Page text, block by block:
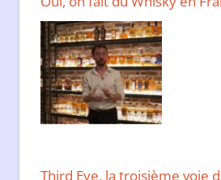
Third Eye, la troisième voie